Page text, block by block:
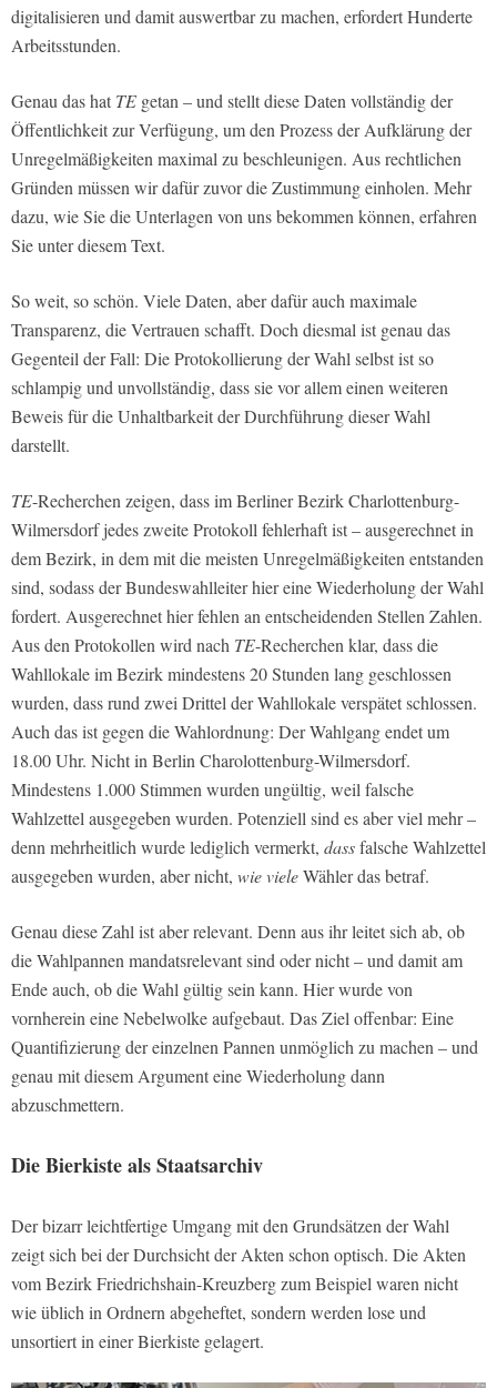
digitalisieren und damit auswertbar zu machen, erfordert Hunderte
Arbeitsstunden.
Genau das hat TE getan – und stellt diese Daten vollständig der
Öffentlichkeit zur Verfügung, um den Prozess der Aufklärung der
Unregelmäßigkeiten maximal zu beschleunigen. Aus rechtlichen
Gründen müssen wir dafür zuvor die Zustimmung einholen. Mehr
dazu, wie Sie die Unterlagen von uns bekommen können, erfahren
Sie unter diesem Text.
So weit, so schön. Viele Daten, aber dafür auch maximale
Transparenz, die Vertrauen schafft. Doch diesmal ist genau das
Gegenteil der Fall: Die Protokollierung der Wahl selbst ist so
schlampig und unvollständig, dass sie vor allem einen weiteren
Beweis für die Unhaltbarkeit der Durchführung dieser Wahl
darstellt.
TE-Recherchen zeigen, dass im Berliner Bezirk Charlottenburg-
Wilmersdorf jedes zweite Protokoll fehlerhaft ist – ausgerechnet in
dem Bezirk, in dem mit die meisten Unregelmäßigkeiten entstanden
sind, sodass der Bundeswahlleiter hier eine Wiederholung der Wahl
fordert. Ausgerechnet hier fehlen an entscheidenden Stellen Zahlen.
Aus den Protokollen wird nach TE-Recherchen klar, dass die
Wahllokale im Bezirk mindestens 20 Stunden lang geschlossen
wurden, dass rund zwei Drittel der Wahllokale verspätet schlossen.
Auch das ist gegen die Wahlordnung: Der Wahlgang endet um
18.00 Uhr. Nicht in Berlin Charolottenburg-Wilmersdorf.
Mindestens 1.000 Stimmen wurden ungültig, weil falsche
Wahlzettel ausgegeben wurden. Potenziell sind es aber viel mehr –
denn mehrheitlich wurde lediglich vermerkt, dassfalsche Wahlzettel
ausgegeben wurden, aber nicht, wie vieleWähler das betraf.
Genau diese Zahl ist aber relevant. Denn aus ihr leitet sich ab, ob
die Wahlpannen mandatsrelevant sind oder nicht – und damit am
Ende auch, ob die Wahl gültig sein kann. Hier wurde von
vornherein eine Nebelwolke aufgebaut. Das Ziel offenbar: Eine
Quantifizierung der einzelnen Pannen unmöglich zu machen – und
genau mit diesem Argument eine Wiederholung dann
abzuschmettern.
Die Bierkiste als Staatsarchiv
Der bizarr leichtfertige Umgang mit den Grundsätzen der Wahl
zeigt sich bei der Durchsicht der Akten schon optisch. Die Akten
vom Bezirk Friedrichshain-Kreuzberg zum Beispiel waren nicht
wie üblich in Ordnern abgeheftet, sondern werden lose und
unsortiert in einer Bierkiste gelagert.